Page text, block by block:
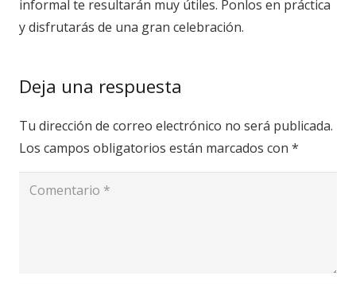
informal te resultarán muy útiles. Ponlos en práctica
y disfrutarás de una gran celebración.
Deja una respuesta
Tu dirección de correo electrónico no será publicada.
Los campos obligatorios están marcados con *